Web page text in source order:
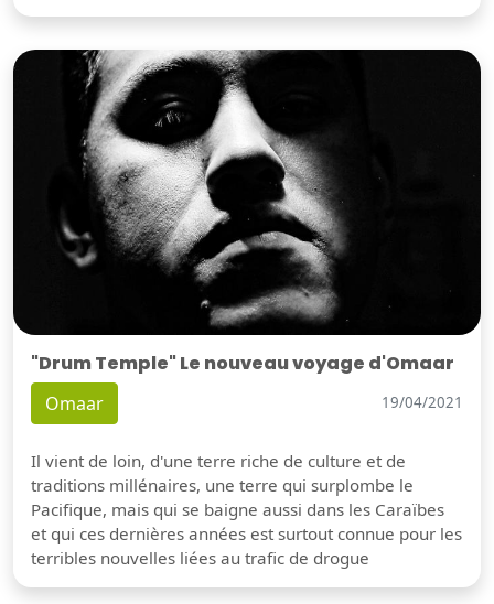
"Drum Temple" Le nouveau voyage d'Omaar
Omaar 19/04/2021
Il vient de loin, d'une terre riche de culture et de
traditions millénaires, une terre qui surplombe le
Pacifique, mais qui se baigne aussi dans les Caraïbes
et qui ces dernières années est surtout connue pour les
terribles nouvelles liées au trafic de drogue